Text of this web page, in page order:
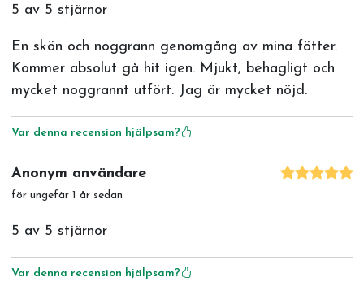
5 av 5 stjärnor
En skön och noggrann genomgång av mina fötter.
Kommer absolut gå hit igen. Mjukt, behagligt och
mycket noggrannt utfört. Jag är mycket nöjd.
Var denna recension hjälpsam?
Anonym användare
för ungefär 1 år sedan
5 av 5 stjärnor
Var denna recension hjälpsam?